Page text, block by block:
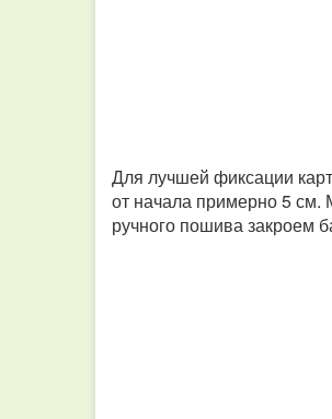
Для лучшей фиксации
от начала примерно 5 см.
ручного пошива закроем